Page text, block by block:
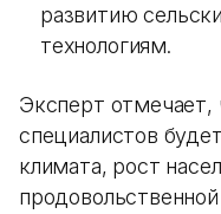
развитию
технологиям.
Эксперт отмечает,
специалистов
климата, рост